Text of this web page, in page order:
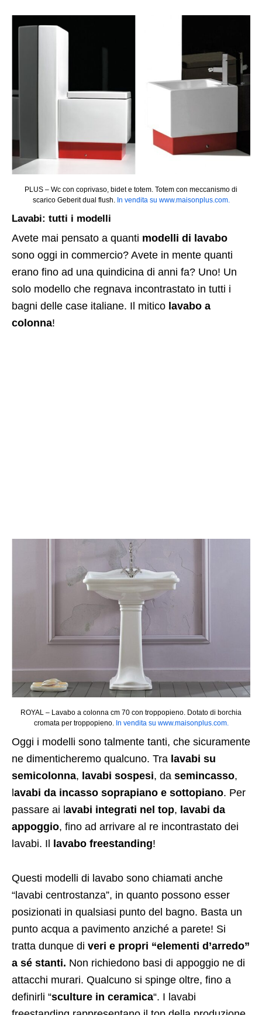
PLUS – Wc con coprivaso, bidet e totem. Totem con meccanismo di
scarico Geberit dual flush. In vendita su www.maisonplus.com.
Lavabi: tutti i modelli
Avete mai pensato a quanti modelli di lavabo
sono oggi in commercio? Avete in mente quanti
erano fino ad una quindicina di anni fa? Uno! Un
solo modello che regnava incontrastato in tutti i
bagni delle case italiane. Il mitico lavabo a
colonna!
ROYAL – Lavabo a colonna cm 70 con troppopieno. Dotato di borchia
cromata per troppopieno.In vendita su www.maisonplus.com.
Oggi i modelli sono talmente tanti, che sicuramente
ne dimenticheremo qualcuno. Tra lavabi su
semicolonna, lavabi sospesi, da semincasso,
avabi da incasso soprapiano e sottopiano. Per
passare ai l avabi integrati nel top, lavabi da
appoggio, fino ad arrivare al re incontrastato dei
lavabi. Il
lavabo freestanding!
Questi modelli di lavabo sono chiamati anche
“lavabi centrostanza”, in quanto possono esser
posizionati in qualsiasi punto del bagno. Basta un
punto acqua a pavimento anziché a parete! Si
tratta dunque di veri e propri “elementi d’arredo”
a sé stanti. Non richiedono basi di appoggio ne di
attacchi murari. Qualcuno si spinge oltre, fino a
definirli “sculture in ceramica“. I lavabi